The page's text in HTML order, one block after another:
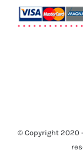
© Copyright 2020 -